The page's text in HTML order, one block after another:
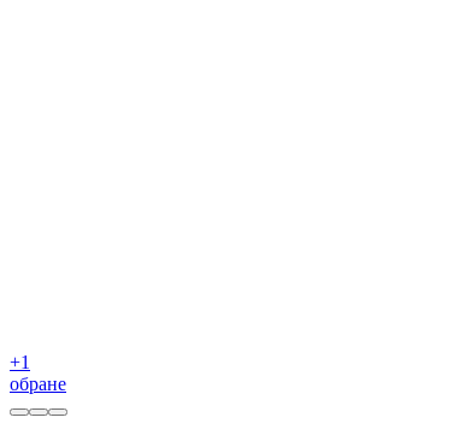
+1
обране